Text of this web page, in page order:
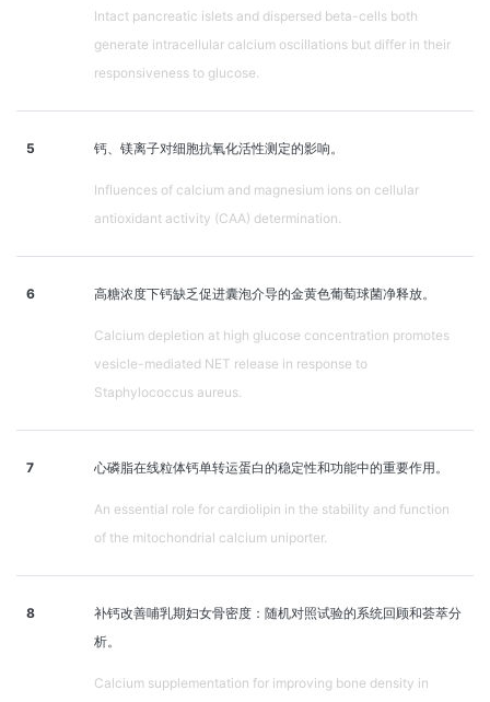
Intact pancreatic islets and dispersed beta-cells both
generate intracellular calcium oscillations but differ in their
responsiveness to glucose.
5 钙、镁离子对细胞抗氧化活性测定的影响。
Influences of calcium and magnesium ions on cellular
antioxidant activity (CAA) determination.
6 高糖浓度下钙缺乏促进囊泡介导的金黄色葡萄球菌净释放。
Calcium depletion at high glucose concentration promotes
vesicle-mediated NET release in response to
Staphylococcus aureus.
7 心磷脂在线粒体钙单转运蛋白的稳定性和功能中的重要作用。
An essential role for cardiolipin in the stability and function
of the mitochondrial calcium uniporter.
8
补钙改善哺乳期妇女骨密度：随机对照试验的系统回顾和荟萃分
析。
Calcium supplementation for improving bone density in